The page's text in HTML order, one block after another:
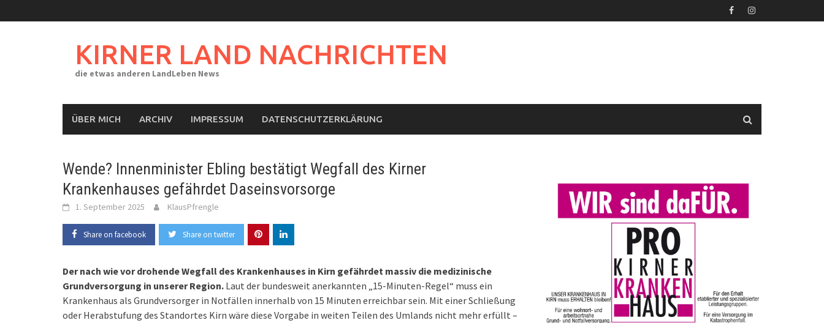
to
KIRNER LAND NACHRICHTEN
die etwas anderen LandLeben News
ÜBER MICH ARCHIV IMPRESSUM DATENSCHUTZERKLÄRUNG
Wende? Innenminister Ebling bestätigt Wegfall des Kirner
Krankenhauses gefährdet Daseinsvorsorge
1. September 2025 KlausPfrengle
Share on facebook Share on twitter
Der nach wie vor drohende Wegfall des Krankenhauses in Kirn gefährdet massiv die medizinische
Grundversorgung in unserer Region. Laut der bundesweit anerkannten „15-Minuten-Regel“ muss ein
Krankenhaus als Grundversorger in Notfällen innerhalb von 15 Minuten erreichbar sein. Mit einer Schließung
oder Herabstufung des Standortes Kirn wäre diese Vorgabe in weiten Teilen des Umlands nicht mehr erfüllt –